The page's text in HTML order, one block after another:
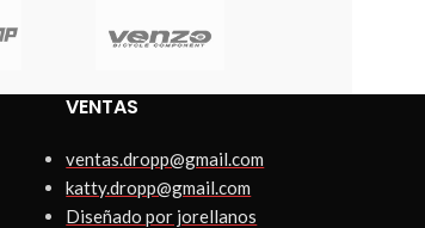
VENTAS
ventas.dropp@gmail.com
katty.dropp@gmail.com
Diseñado por jorellanos